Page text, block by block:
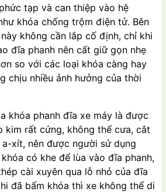
tạp và can thiệp vào hệ
khóa chống trộm điện tử. Bên
không cần lắp cố định, chỉ khi
đĩa phanh nên cất giữ gọn nhẹ
so với các loại khóa càng hay
chịu nhiều ảnh hưởng của thời
khóa phanh đĩa xe máy là được
kim rất cứng, không thể cưa, cắt
xít, nên được người sử dụng
có khe để lùa vào đĩa phanh,
cài xuyên qua lỗ nhỏ của đĩa
đã bấm khóa thì xe không thể di